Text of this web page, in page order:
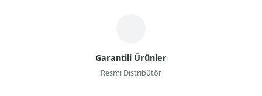
Garantili Ürünler
Resmi Distribütör